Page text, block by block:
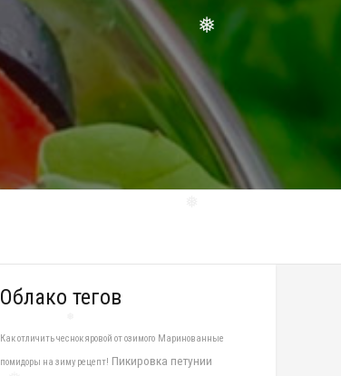
❅
❅
❅
Облако тегов
Как отличить чеснок яровой от озимого Маринованные
помидоры на зиму рецепт! Пикировка петунии